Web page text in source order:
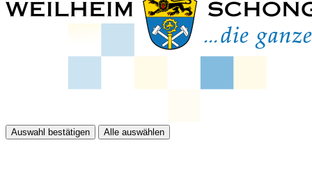
Auswahl bestätigen Alle auswählen